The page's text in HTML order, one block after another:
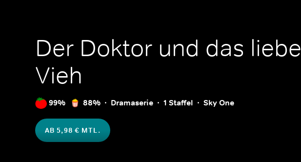
Der Doktor und das liebe
Vieh
99% 88% Dramaserie 1 Staffel Sky One
AB 5,98 € MTL.